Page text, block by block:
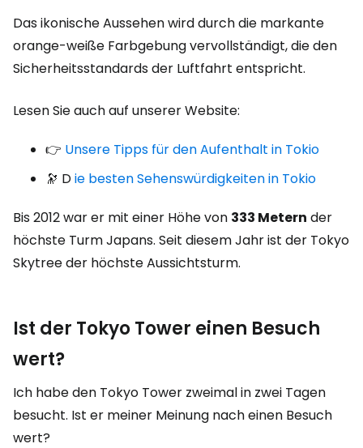
Das ikonische Aussehen wird durch die markante
orange-weiße Farbgebung vervollständigt, die den
Sicherheitsstandards der Luftfahrt entspricht.
Lesen Sie auch auf unserer Website:
👉 Unsere Tipps für den Aufenthalt in Tokio
🔭 Die besten Sehenswürdigkeiten in Tokio
Bis 2012 war er mit einer Höhe von 333 Metern der
höchste Turm Japans. Seit diesem Jahr ist der Tokyo
Skytree der höchste Aussichtsturm.
Ist der Tokyo Tower einen Besuch
wert?
Ich habe den Tokyo Tower zweimal in zwei Tagen
besucht. Ist er meiner Meinung nach einen Besuch
wert?